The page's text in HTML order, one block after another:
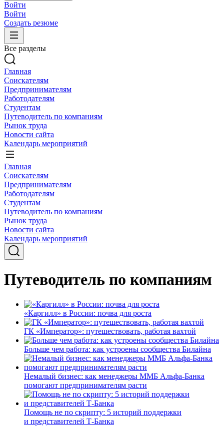
Войти
Войти
Создать резюме
Все разделы
Главная
Соискателям
Предпринимателям
Работодателям
Студентам
Путеводитель по компаниям
Рынок труда
Новости сайта
Календарь мероприятий
Главная
Соискателям
Предпринимателям
Работодателям
Студентам
Путеводитель по компаниям
Рынок труда
Новости сайта
Календарь мероприятий
Путеводитель по компаниям
«Каргилл» в России: почва для роста
ГК «Император»: путешествовать, работая вахтой
Больше чем работа: как устроены сообщества Билайна
Немалый бизнес: как менеджеры ММБ Альфа-Банка
помогают предпринимателям расти
Помощь не по скрипту: 5 историй поддержки
и представителей Т-Банка